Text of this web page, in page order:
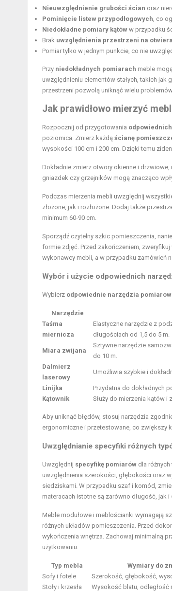
Nieuwzględnienie grubości ścian oraz
Pominięcie listew przypodłogowych , co
Niedokładne pomiary kątów w przypadku
Brak uwzględnienia przestrzeni na
Pomiar tylko w jednym punkcie, co nie
Przy niedokładnych pomiarach meble
uwzględnieniu elementów stałych, takich jak
przestrzeni pozwolą uniknąć wielu
Jak prawidłowo mierzyć
Rozpocznij od przygotowania
poziomica. Zmierz każdą ścianę
wysokości 100 cm i 200 cm. Dzięki temu
Dokładnie zmierz otwory okienne i
gniazdek czy grzejników mogą znacząco
Podczas mierzenia mebli uwzględnij
złożone, jak i rozłożone. Dodaj także
minimum 60-90 cm.
Sporządź czytelny szkic pomieszczenia,
formie zdjęć. Przed zakończeniem,
wykonawcy mebli, a w przypadku zamówień
Wybór i użycie odpowiednich
Wybierz odpowiednie narzędzia
Narzędzie
Taśma
miernicza
Elastyczne narzędzie z
długościach od 1,5 do 5 m.
Miara zwijana
Sztywne narzędzie
do 10 m.
Dalmierz
laserowy
Umożliwia szybkie i
Linijka
Przydatna do dokładnych
Kątownik
Służy do mierzenia kątów i
Aby uniknąć błędów, stosuj narzędzia
ergonomiczne i przetestowane, co zwiększy
Uwzględnianie specyfiki różnych
Uwzględnij specyfikę pomiarów dla
uwzględnienia szerokości, głębokości oraz
siedziskami. W przypadku szaf i komód,
materacach istotne są zarówno długość, jak
Meble modułowe i meblościanki wymagają
różnych układów pomieszczenia. Przed
wykończenia wnętrza. Zachowaj minimalną
użytkowaniu.
Typ mebla Wymiary do
Sofy i fotele
Szerokość, głębokość,
Stoły i krzesła
Wysokość blatu, odległość